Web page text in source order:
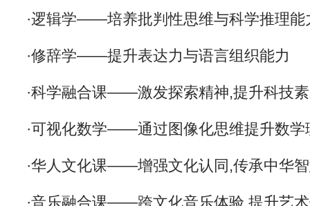
·逻辑学——培养批判性思维与科学推理能
·修辞学——提升表达力与语言组织能力
·科学融合课——激发探索精神,提升科技
·可视化数学——通过图像化思维提升数学
·华人文化课——增强文化认同,传承中华
·音乐融合课——跨文化音乐体验,提升艺